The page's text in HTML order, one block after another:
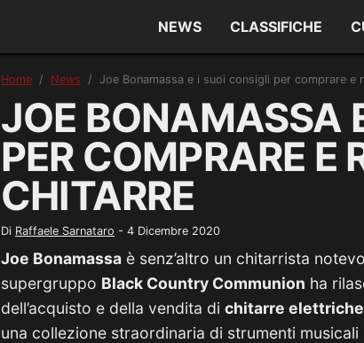
NEWS CLASSIFICHE
Home News Joe Bonamassa e i suoi consigli per comprare e
JOE BONAMASSA
PER COMPRARE E
CHITARRE
Di Raffaele Sarnataro - 4 Dicembre 2020
Joe Bonamassa è senz’altro un chitarrista
supergruppo Black Country Communion ha
dell’acquisto e della vendita di chitarre elettriche
una collezione straordinaria di strumenti